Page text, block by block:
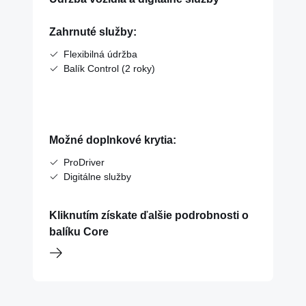
Zahrnuté služby:
Flexibilná údržba
Balík Control (2 roky)
Možné doplnkové krytia:
ProDriver
Digitálne služby
Kliknutím získate ďalšie podrobnosti o
balíku Core